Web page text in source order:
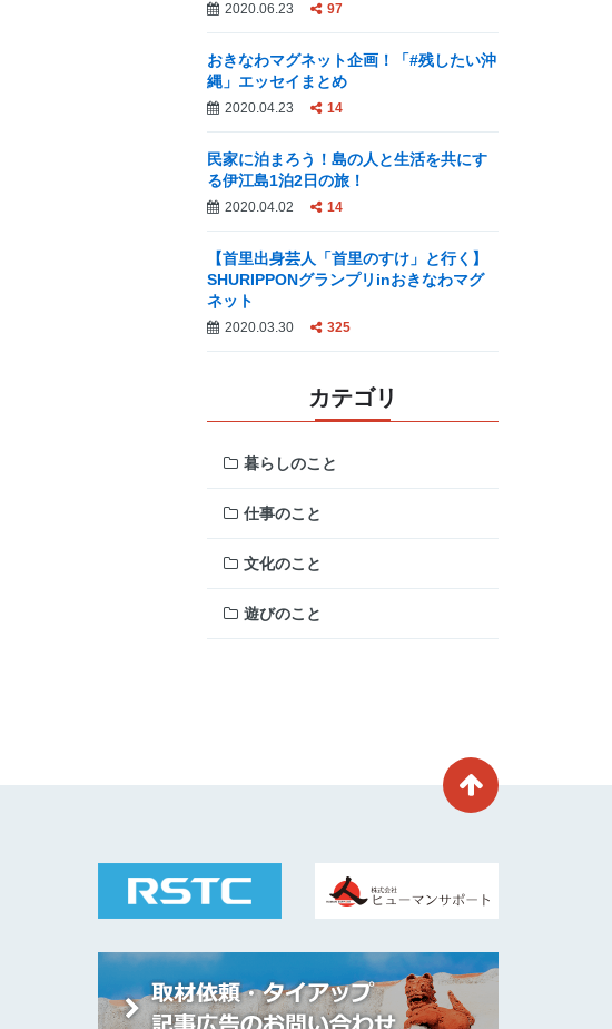
2020.06.23 97
おきなわマグネット企画！「#残したい沖
縄」エッセイまとめ
2020.04.23 14
民家に泊まろう！島の人と生活を共にす
る伊江島1泊2日の旅！
2020.04.02 14
【首里出身芸人「首里のすけ」と行く】
SHURIPPONグランプリinおきなわマグ
ネット
2020.03.30 325
カテゴリ
暮らしのこと
仕事のこと
文化のこと
遊びのこと